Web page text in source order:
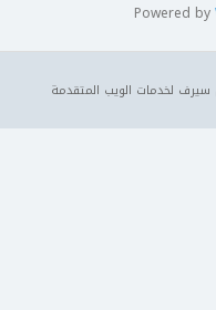
Powered by
لخدمات الويب المتقدمة